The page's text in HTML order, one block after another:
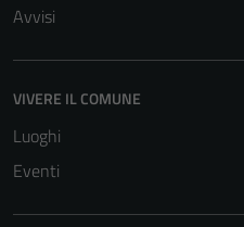
Avvisi
VIVERE IL COMUNE
Luoghi
Eventi